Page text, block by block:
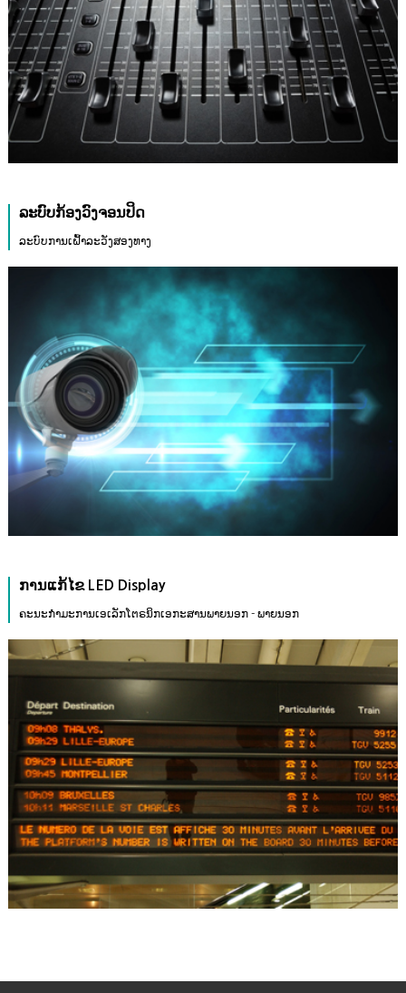
ລະບົບກ້ອງວົງຈອນປິດ
ລະບົບການເຝົ້າລະວັງສອງທາງ
ການແກ້ໄຂ LED Display
ຄະນະກໍາມະການເອເລັກໂຕຣນິກເອກະສານພາຍນອກ - ພາຍນອກ